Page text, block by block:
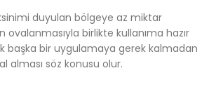
duyulan bölgeye az miktar
ovalanmasıyla birlikte kullanıma hazır
başka bir uygulamaya gerek kalmadan
alması söz konusu olur.